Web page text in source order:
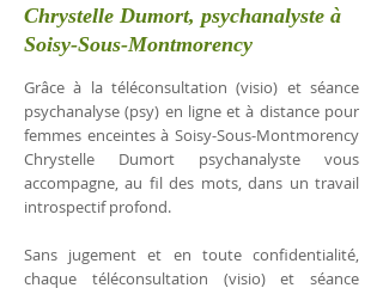
Chrystelle Dumort, psychanalyste à
Soisy-Sous-Montmorency
Grâce à la téléconsultation (visio) et séance
psychanalyse (psy) en ligne et à distance pour
femmes enceintes à Soisy-Sous-Montmorency
Chrystelle Dumort psychanalyste vous
accompagne, au fil des mots, dans un travail
introspectif profond.
Sans jugement et en toute confidentialité,
chaque téléconsultation (visio) et séance